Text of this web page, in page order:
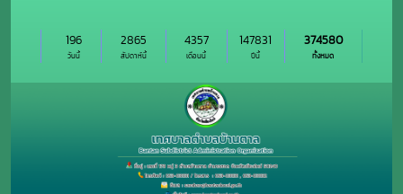
วันนี้
196
สัปดาห์นี้
2865
เดือนนี้
4357
ปีนี้
147831
ทั้งหมด
374580